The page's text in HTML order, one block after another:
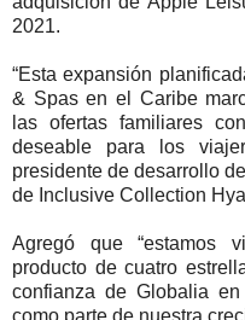
2021.
“Esta expansión
& Spas en el Caribe
las ofertas familiares
deseable para los
presidente de desarrollo
de Inclusive Collection
Agregó que “estamos
producto de cuatro
confianza de Globalia
como parte de nuestra